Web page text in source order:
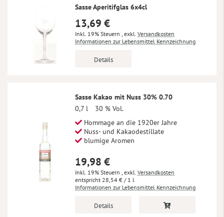
Sasse Aperitifglas 6x4cl
13,69 €
Inkl. 19% Steuern , exkl. Versandkosten
Informationen zur Lebensmittel Kennzeichnung
Details
Sasse Kakao mit Nuss 30% 0.70
0,7 l
30 % Vol.
Hommage an die 1920er Jahre
Nuss- und Kakaodestillate
blumige Aromen
19,98 €
Inkl. 19% Steuern , exkl. Versandkosten
28,54 € / 1 l
Informationen zur Lebensmittel Kennzeichnung
Details